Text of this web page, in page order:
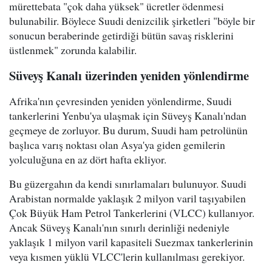
mürettebata "çok daha yüksek" ücretler ödenmesi
bulunabilir. Böylece Suudi denizcilik şirketleri "böyle bir
sonucun beraberinde getirdiği bütün savaş risklerini
üstlenmek" zorunda kalabilir.
Süveyş Kanalı üzerinden yeniden yönlendirme
Afrika'nın çevresinden yeniden yönlendirme, Suudi
tankerlerini Yenbu'ya ulaşmak için Süveyş Kanalı'ndan
geçmeye de zorluyor. Bu durum, Suudi ham petrolünün
başlıca varış noktası olan Asya'ya giden gemilerin
yolculuğuna en az dört hafta ekliyor.
Bu güzergahın da kendi sınırlamaları bulunuyor. Suudi
Arabistan normalde yaklaşık 2 milyon varil taşıyabilen
Çok Büyük Ham Petrol Tankerlerini (VLCC) kullanıyor.
Ancak Süveyş Kanalı'nın sınırlı derinliği nedeniyle
yaklaşık 1 milyon varil kapasiteli Suezmax tankerlerinin
veya kısmen yüklü VLCC'lerin kullanılması gerekiyor.